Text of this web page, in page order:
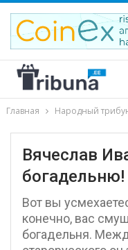
Главная Народный
Вячеслав
богадельню!
Вот вы
конечно, вас
богадельня.